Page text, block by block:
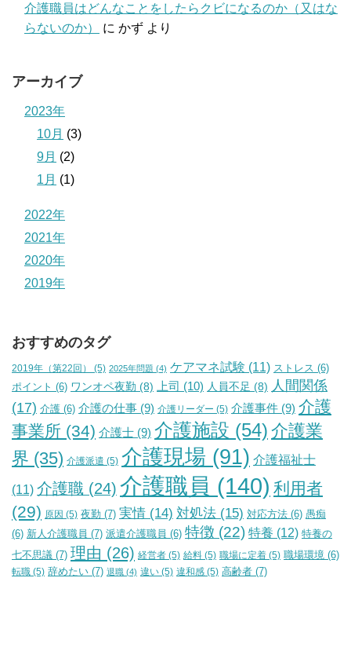
介護職員はどんなことをしたらクビになるのか（又はな
らないのか）
に かず より
アーカイブ
2023年
10月 (3)
9月 (2)
1月 (1)
2022年
2021年
2020年
2019年
おすすめのタグ
2019年（第22回） (5) 2025年問題 (4) ケアマネ試験 (11) ストレス (6)
ポイント (6) ワンオペ夜勤 (8) 上司 (10) 人員不足 (8) 人間関係
(17) 介護 (6) 介護の仕事 (9) 介護リーダー (5) 介護事件 (9) 介護
事業所 (34) 介護士 (9) 介護施設 (54) 介護業
界 (35) 介護派遣 (5) 介護現場 (91) 介護福祉士
(11) 介護職 (24) 介護職員 (140) 利用者
(29) 原因 (5) 夜勤 (7) 実情 (14) 対処法 (15) 対応方法 (6) 愚痴
(6) 新人介護職員 (7) 派遣介護職員 (6) 特徴 (22) 特養 (12) 特養の
七不思議 (7) 理由 (26) 経営者 (5) 給料 (5) 職場に定着 (5) 職場環境 (6)
転職 (5) 辞めたい (7) 退職 (4) 違い (5) 違和感 (5) 高齢者 (7)